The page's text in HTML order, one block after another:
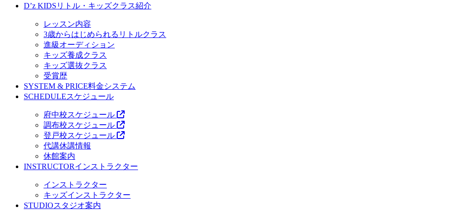
D’z KIDS リトル・キッズクラス紹介
レッスン内容
3歳からはじめられるリトルクラス
進級オーディション
キッズ養成クラス
キッズ選抜クラス
受賞歴
SYSTEM & PRICE料金システム
SCHEDULEスケジュール
府中校スケジュール
調布校スケジュール
登戸校スケジュール
代講休講情報
休館案内
INSTRUCTORインストラクター
インストラクター
キッズインストラクター
STUDIOスタジオ案内